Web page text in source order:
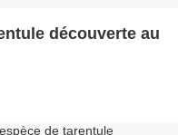
découverte au